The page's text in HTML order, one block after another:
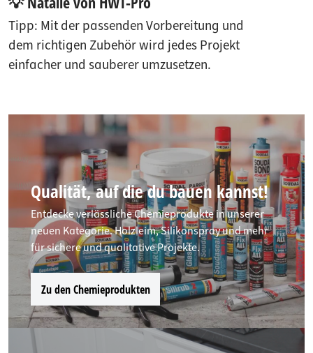
Tipp: Mit der passenden Vorbereitung und
dem richtigen Zubehör wird jedes Projekt
einfacher und sauberer umzusetzen.
Qualität, auf die du bauen kannst!
Entdecke verlässliche Chemieprodukte in unserer
neuen Kategorie. Holzleim, Silikonspray und mehr
für sichere und qualitative Projekte.
Zu den Chemieprodukten